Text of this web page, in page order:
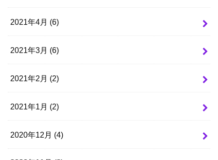
2021年4月 (6)
2021年3月 (6)
2021年2月 (2)
2021年1月 (2)
2020年12月 (4)